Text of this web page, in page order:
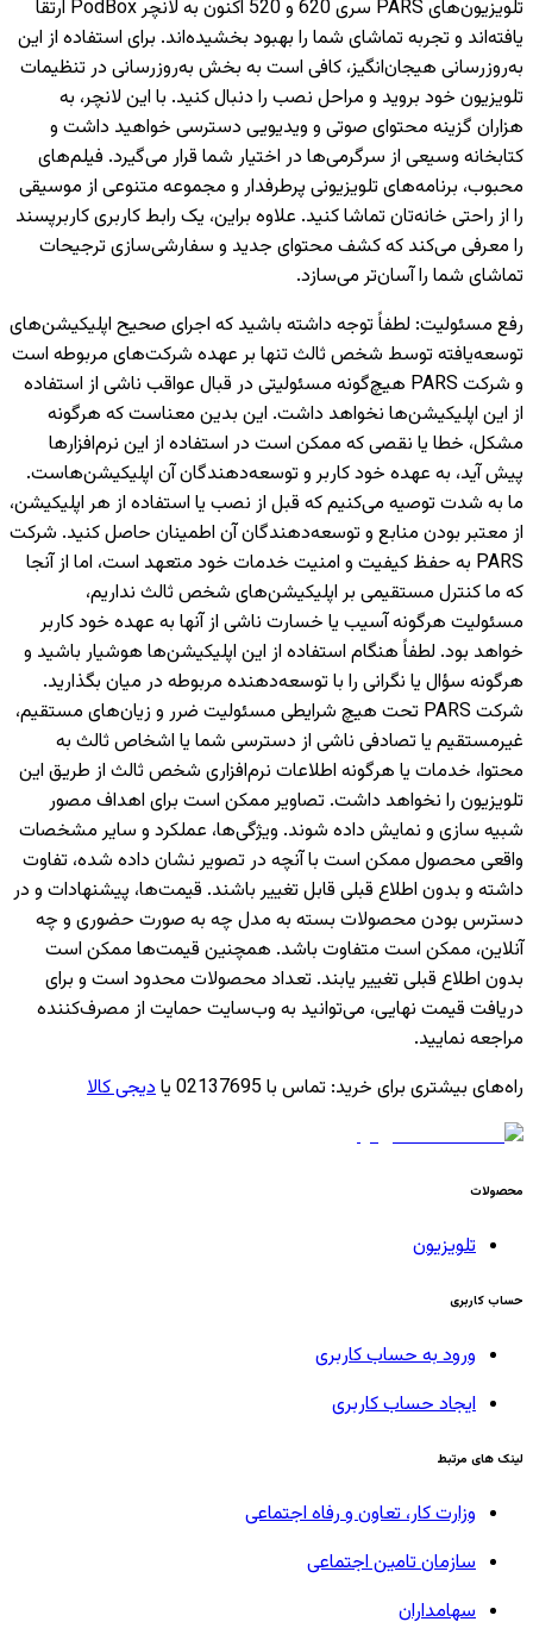
تلویزیون‌های PARS سری 620 و 520 اکنون به لانچر PodBox ارتقا
یافته‌اند و تجربه تماشای شما را بهبود بخشیده‌اند. برای استفاده از این
به‌روزرسانی هیجان‌انگیز، کافی است به بخش به‌روزرسانی در تنظیمات
تلویزیون خود بروید و مراحل نصب را دنبال کنید. با این لانچر، به
هزاران گزینه محتوای صوتی و ویدیویی دسترسی خواهید داشت و
کتابخانه وسیعی از سرگرمی‌ها در اختیار شما قرار می‌گیرد. فیلم‌های
محبوب، برنامه‌های تلویزیونی پرطرفدار و مجموعه متنوعی از موسیقی
را از راحتی خانه‌تان تماشا کنید. علاوه براین، یک رابط کاربری کاربرپسند
را معرفی می‌کند که کشف محتوای جدید و سفارشی‌سازی ترجیحات
تماشای شما را آسان‌تر می‌سازد.
رفع مسئولیت: لطفاً توجه داشته باشید که اجرای صحیح اپلیکیشن‌های
توسعه‌یافته توسط شخص ثالث تنها بر عهده شرکت‌های مربوطه است
و شرکت PARS هیچ‌گونه مسئولیتی در قبال عواقب ناشی از استفاده
از این اپلیکیشن‌ها نخواهد داشت. این بدین معناست که هرگونه
مشکل، خطا یا نقصی که ممکن است در استفاده از این نرم‌افزارها
پیش آید، به عهده خود کاربر و توسعه‌دهندگان آن اپلیکیشن‌هاست.
ما به شدت توصیه می‌کنیم که قبل از نصب یا استفاده از هر اپلیکیشن،
از معتبر بودن منابع و توسعه‌دهندگان آن اطمینان حاصل کنید. شرکت
PARS به حفظ کیفیت و امنیت خدمات خود متعهد است، اما از آنجا
که ما کنترل مستقیمی بر اپلیکیشن‌های شخص ثالث نداریم،
مسئولیت هرگونه آسیب یا خسارت ناشی از آنها به عهده خود کاربر
خواهد بود. لطفاً هنگام استفاده از این اپلیکیشن‌ها هوشیار باشید و
هرگونه سؤال یا نگرانی را با توسعه‌دهنده مربوطه در میان بگذارید.
شرکت PARS تحت هیچ شرایطی مسئولیت ضرر و زیان‌های مستقیم،
غیرمستقیم یا تصادفی ناشی از دسترسی شما یا اشخاص ثالث به
محتوا، خدمات یا هرگونه اطلاعات نرم‌افزاری شخص ثالث از طریق این
تلویزیون را نخواهد داشت. تصاویر ممکن است برای اهداف مصور
شبیه سازی و نمایش داده شوند. ویژگی‌ها، عملکرد و سایر مشخصات
واقعی محصول ممکن است با آنچه در تصویر نشان داده شده، تفاوت
داشته و بدون اطلاع قبلی قابل تغییر باشند. قیمت‌ها، پیشنهادات و در
دسترس بودن محصولات بسته به مدل چه به صورت حضوری و چه
آنلاین، ممکن است متفاوت باشد. همچنین قیمت‌ها ممکن است
بدون اطلاع قبلی تغییر یابند. تعداد محصولات محدود است و برای
دریافت قیمت نهایی، می‌توانید به وب‌سایت حمایت از مصرف‌کننده
مراجعه نمایید.
راه‌های بیشتری برای خرید: تماس با 02137695 یا دیجی کالا
محصولات
تلویزیون
حساب کاربری
ورود به حساب کاربری
ایجاد حساب کاربری
لینک های مرتبط
وزارت کار، تعاون و رفاه اجتماعی
سازمان تامین اجتماعی
سهامداران